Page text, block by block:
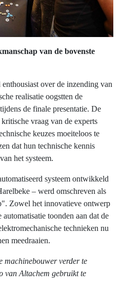
van de bovenste
over de inzending van
realisatie oogstten de
de finale presentatie. De
vraag van de experts
keuzes moeiteloos te
dat hun technische kennis
het systeem.
systeem ontwikkeld
– werd omschreven als
Zowel het innovatieve ontwerp
toonden aan dat de
technieken nu
meedraaien.
machinebouwer verder te
van Altachem gebruikt te